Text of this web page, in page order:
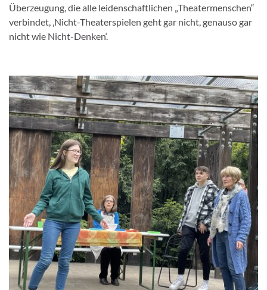
Überzeugung, die alle leidenschaftlichen „Theatermenschen“
verbindet, ‚Nicht-Theaterspielen geht gar nicht, genauso gar
nicht wie Nicht-Denken‘.